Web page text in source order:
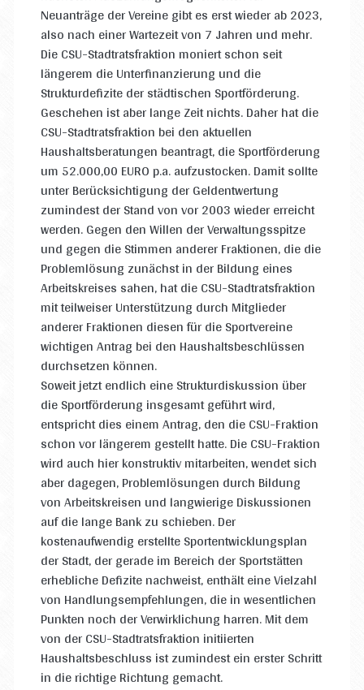
Neuanträge der Vereine gibt es erst wieder ab 2023,
also nach einer Wartezeit von 7 Jahren und mehr.
Die CSU-Stadtratsfraktion moniert schon seit
längerem die Unterfinanzierung und die
Strukturdefizite der städtischen Sportförderung.
Geschehen ist aber lange Zeit nichts. Daher hat die
CSU-Stadtratsfraktion bei den aktuellen
Haushaltsberatungen beantragt, die Sportförderung
um 52.000,00 EURO p.a. aufzustocken. Damit sollte
unter Berücksichtigung der Geldentwertung
zumindest der Stand von vor 2003 wieder erreicht
werden. Gegen den Willen der Verwaltungsspitze
und gegen die Stimmen anderer Fraktionen, die die
Problemlösung zunächst in der Bildung eines
Arbeitskreises sahen, hat die CSU-Stadtratsfraktion
mit teilweiser Unterstützung durch Mitglieder
anderer Fraktionen diesen für die Sportvereine
wichtigen Antrag bei den Haushaltsbeschlüssen
durchsetzen können.
Soweit jetzt endlich eine Strukturdiskussion über
die Sportförderung insgesamt geführt wird,
entspricht dies einem Antrag, den die CSU-Fraktion
schon vor längerem gestellt hatte. Die CSU-Fraktion
wird auch hier konstruktiv mitarbeiten, wendet sich
aber dagegen, Problemlösungen durch Bildung
von Arbeitskreisen und langwierige Diskussionen
auf die lange Bank zu schieben. Der
kostenaufwendig erstellte Sportentwicklungsplan
der Stadt, der gerade im Bereich der Sportstätten
erhebliche Defizite nachweist, enthält eine Vielzahl
von Handlungsempfehlungen, die in wesentlichen
Punkten noch der Verwirklichung harren. Mit dem
von der CSU-Stadtratsfraktion initiierten
Haushaltsbeschluss ist zumindest ein erster Schritt
in die richtige Richtung gemacht.